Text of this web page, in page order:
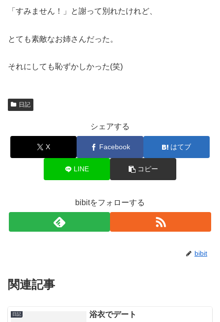
「すみません！」と謝って別れたけれど、
とても素敵なお姉さんだった。
それにしても恥ずかしかった(笑)
日記
シェアする
X Facebook はてブ
LINE コピー
bibitをフォローする
bibit
関連記事
日記 浴衣でデート